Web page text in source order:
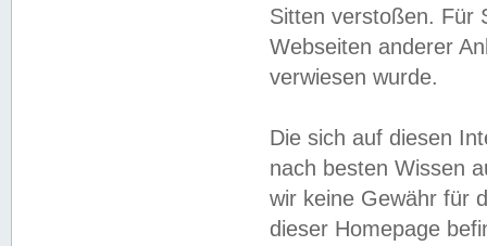
Sitten verstoßen. Für
Webseiten anderer
verwiesen wurde.
Die sich auf diesen
nach besten Wissen
wir keine Gewähr für
dieser Homepage